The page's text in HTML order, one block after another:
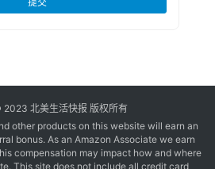
北美生活快报 版权所有
other products on this website will earn an
bonus. As an Amazon Associate we earn
compensation may impact how and where
This site does not include all credit card